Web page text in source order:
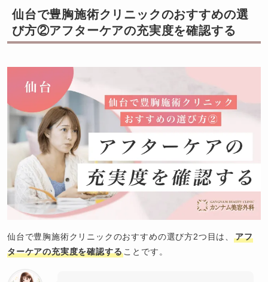
仙台で豊胸施術クリニックのおすすめの選
び方②アフターケアの充実度を確認する
仙台で豊胸施術クリニックのおすすめの選び方2つ目は、
アフ
ターケアの充実度を確認する ことです。